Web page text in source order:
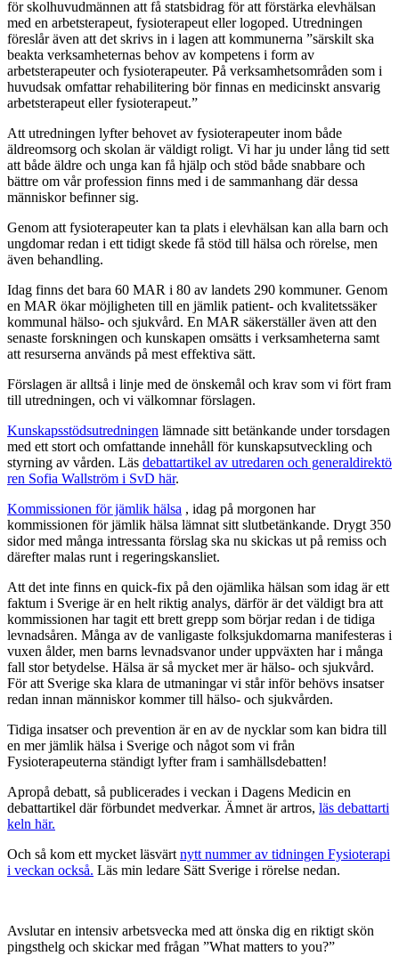
för skolhuvudmännen att få statsbidrag för att förstärka elevhälsan
med en arbetsterapeut, fysioterapeut eller logoped. Utredningen
föreslår även att det skrivs in i lagen att kommunerna ”särskilt ska
beakta verksamheternas behov av kompetens i form av
arbetsterapeuter och fysioterapeuter. På verksamhetsområden som i
huvudsak omfattar rehabilitering bör finnas en medicinskt ansvarig
arbetsterapeut eller fysioterapeut.”
Att utredningen lyfter behovet av fysioterapeuter inom både
äldreomsorg och skolan är väldigt roligt. Vi har ju under lång tid sett
att både äldre och unga kan få hjälp och stöd både snabbare och
bättre om vår profession finns med i de sammanhang där dessa
människor befinner sig.
Genom att fysioterapeuter kan ta plats i elevhälsan kan alla barn och
ungdomar redan i ett tidigt skede få stöd till hälsa och rörelse, men
även behandling.
Idag finns det bara 60 MAR i 80 av landets 290 kommuner. Genom
en MAR ökar möjligheten till en jämlik patient- och kvalitetssäker
kommunal hälso- och sjukvård. En MAR säkerställer även att den
senaste forskningen och kunskapen omsätts i verksamheterna samt
att resurserna används på mest effektiva sätt.
Förslagen är alltså i linje med de önskemål och krav som vi fört fram
till utredningen, och vi välkomnar förslagen.
Kunskapsstödsutredningen lämnade sitt betänkande under torsdagen
med ett stort och omfattande innehåll för kunskapsutveckling och
styrning av vården. Läs debattartikel av utredaren och generaldirektö
ren Sofia Wallström i SvD här.
Kommissionen för jämlik hälsa , idag på morgonen har
kommissionen för jämlik hälsa lämnat sitt slutbetänkande. Drygt 350
sidor med många intressanta förslag ska nu skickas ut på remiss och
därefter malas runt i regeringskansliet.
Att det inte finns en quick-fix på den ojämlika hälsan som idag är ett
faktum i Sverige är en helt riktig analys, därför är det väldigt bra att
kommissionen har tagit ett brett grepp som börjar redan i de tidiga
levnadsåren. Många av de vanligaste folksjukdomarna manifesteras i
vuxen ålder, men barns levnadsvanor under uppväxten har i många
fall stor betydelse. Hälsa är så mycket mer är hälso- och sjukvård.
För att Sverige ska klara de utmaningar vi står inför behövs insatser
redan innan människor kommer till hälso- och sjukvården.
Tidiga insatser och prevention är en av de nycklar som kan bidra till
en mer jämlik hälsa i Sverige och något som vi från
Fysioterapeuterna ständigt lyfter fram i samhällsdebatten!
Apropå debatt, så publicerades i veckan i Dagens Medicin en
debattartikel där förbundet medverkar. Ämnet är artros, läs debattarti
keln här.
Och så kom ett mycket läsvärt nytt nummer av tidningen Fysioterapi
i veckan också. Läs min ledare Sätt Sverige i rörelse nedan.
Avslutar en intensiv arbetsvecka med att önska dig en riktigt skön
pingsthelg och skickar med frågan ”What matters to you?”